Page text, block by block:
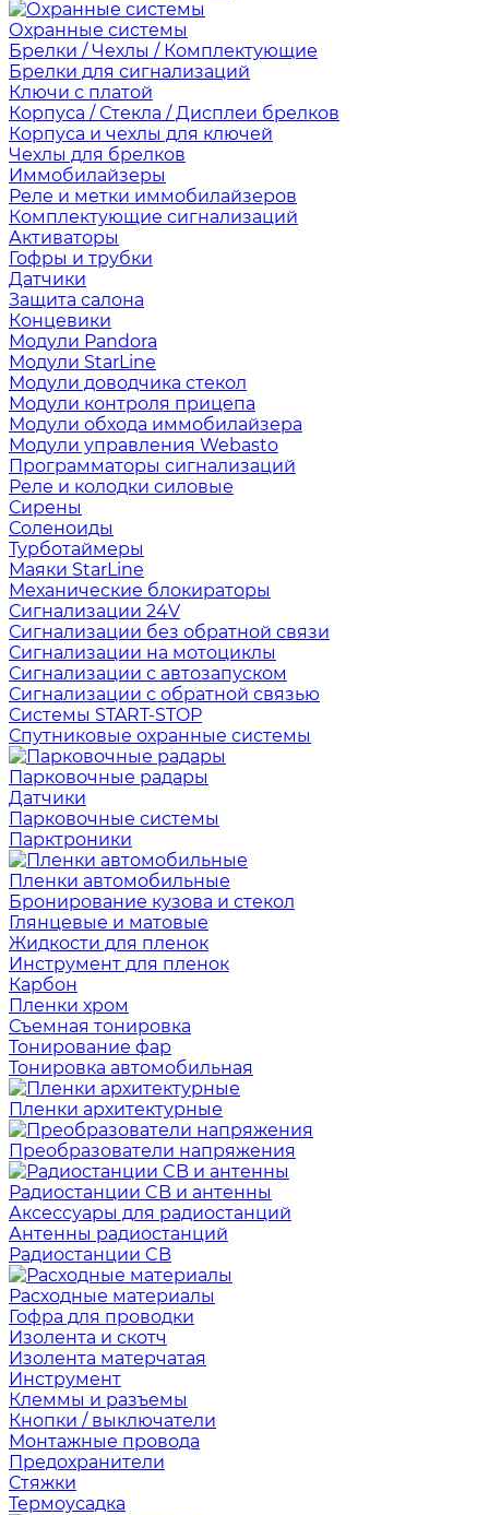
Охранные системы
Брелки / Чехлы / Комплектующие
Брелки для сигнализаций
Ключи с платой
Корпуса / Стекла / Дисплеи брелков
Корпуса и чехлы для ключей
Чехлы для брелков
Иммобилайзеры
Реле и метки иммобилайзеров
Комплектующие сигнализаций
Активаторы
Гофры и трубки
Датчики
Защита салона
Концевики
Модули Pandora
Модули StarLine
Модули доводчика стекол
Модули контроля прицепа
Модули обхода иммобилайзера
Модули управления Webasto
Программаторы сигнализаций
Реле и колодки силовые
Сирены
Соленоиды
Турботаймеры
Маяки StarLine
Механические блокираторы
Сигнализации 24V
Сигнализации без обратной связи
Сигнализации на мотоциклы
Сигнализации с автозапуском
Сигнализации с обратной связью
Системы START-STOP
Спутниковые охранные системы
Парковочные радары
Датчики
Парковочные системы
Парктроники
Пленки автомобильные
Бронирование кузова и стекол
Глянцевые и матовые
Жидкости для пленок
Инструмент для пленок
Карбон
Пленки хром
Съемная тонировка
Тонирование фар
Тонировка автомобильная
Пленки архитектурные
Преобразователи напряжения
Радиостанции CB и антенны
Аксессуары для радиостанций
Антенны радиостанций
Радиостанции CB
Расходные материалы
Гофра для проводки
Изолента и скотч
Изолента матерчатая
Инструмент
Клеммы и разъемы
Кнопки / выключатели
Монтажные провода
Предохранители
Стяжки
Термоусадка